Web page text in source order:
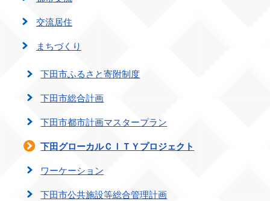
交流居住
まちづくり
下田市ふるさと寄附制度
下田市総合計画
下田市都市計画マスタープラン
下田グローカルＣＩＴＹプロジェクト
ワーケーション
下田市公共施設等総合管理計画